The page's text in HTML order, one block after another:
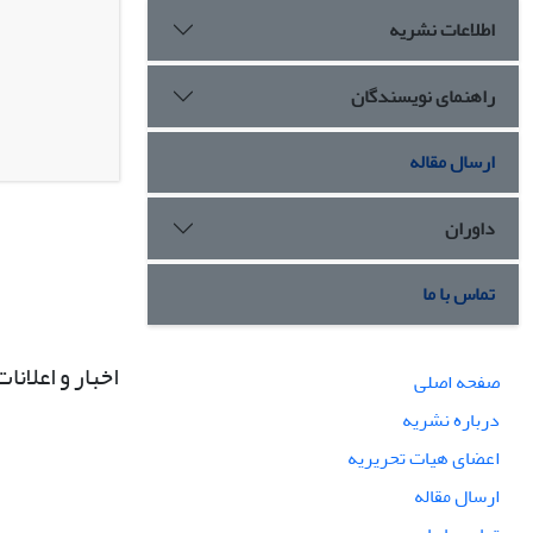
اطلاعات نشریه
راهنمای نویسندگان
ارسال مقاله
داوران
تماس با ما
صفحه اصلی
درباره نشریه
اعضای هیات تحریریه
ارسال مقاله
اخبار و